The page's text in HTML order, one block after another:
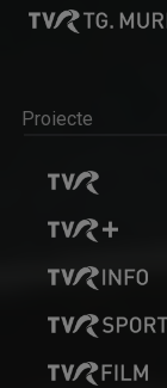
Proiecte